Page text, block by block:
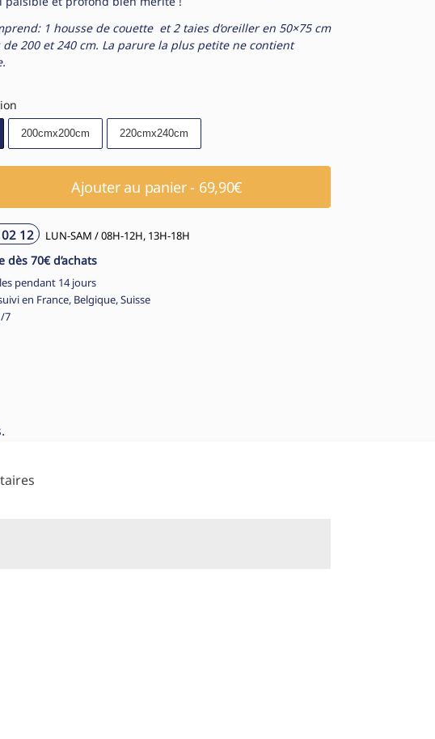
1 housse de couette et 2 taies d’oreiller en 50×75 cm
200 et 240 cm. La parure la plus petite ne contient
200cmx200cm 220cmx240cm
Ajouter au panier - 69,90€
12 LUN-SAM / 08H-12H, 13H-18H
70€ d’achats
pendant 14 jours
en France, Belgique, Suisse
7